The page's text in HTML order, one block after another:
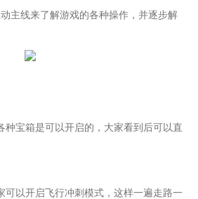
主线来了解游戏的各种操作，并逐步解
种宝箱是可以开启的，大家看到后可以直
可以开启飞行冲刺模式，这样一遍走路一